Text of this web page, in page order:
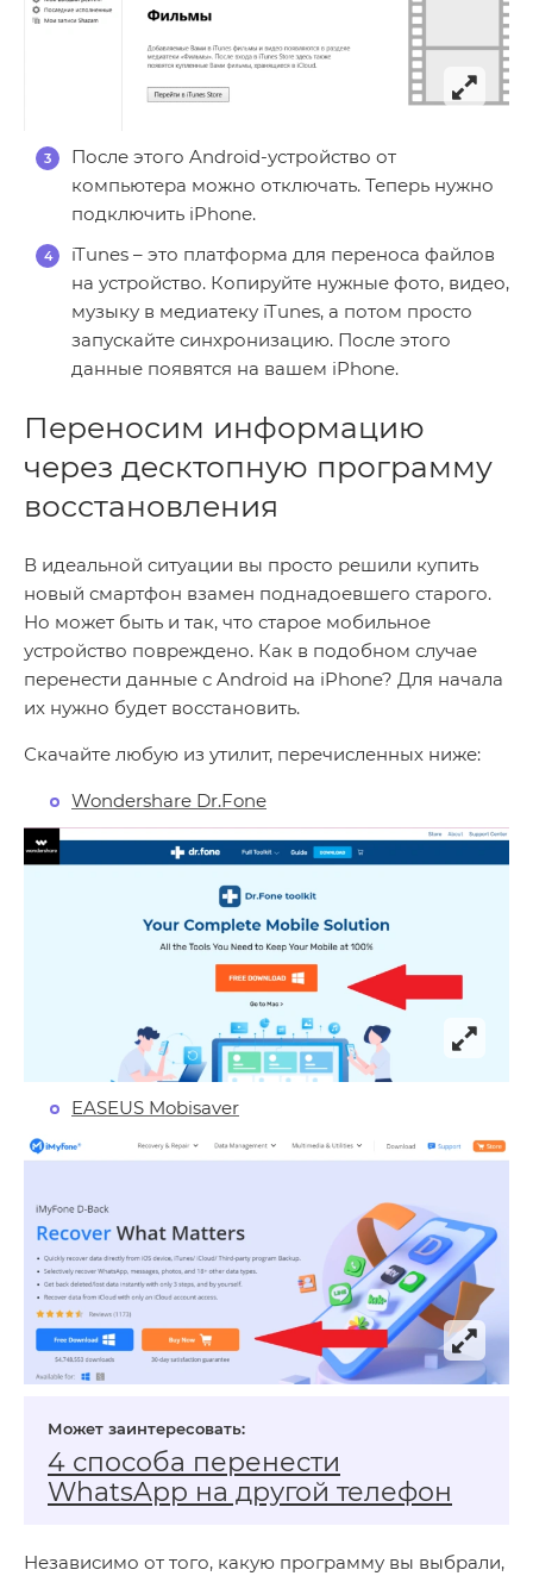
После этого Android-устройство от
компьютера можно отключать. Теперь нужно
подключить iPhone.
iTunes – это платформа для переноса файлов
на устройство. Копируйте нужные фото, видео,
музыку в медиатеку iTunes, а потом просто
запускайте синхронизацию. После этого
данные появятся на вашем iPhone.
Переносим информацию
через десктопную программу
восстановления
В идеальной ситуации вы просто решили купить
новый смартфон взамен поднадоевшего старого.
Но может быть и так, что старое мобильное
устройство повреждено. Как в подобном случае
перенести данные с Android на iPhone? Для начала
их нужно будет восстановить.
Скачайте любую из утилит, перечисленных ниже:
Wondershare Dr.Fone
EASEUS Mobisaver
4 способа перенести
WhatsApp на другой телефон
Независимо от того, какую программу вы выбрали,